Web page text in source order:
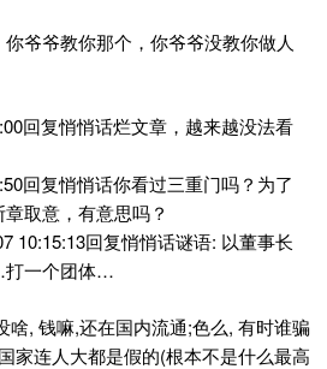
爷爷教你那个，你爷爷没教你做人
回复悄悄话烂文章，越来越没法看
回复悄悄话你看过三重门吗？为了
取意，有意思吗？
10:15:13回复悄悄话谜语: 以董事长
打一个团体…
啥, 钱嘛,还在国内流通;色么, 有时谁骗
家连人大都是假的(根本不是什么最高